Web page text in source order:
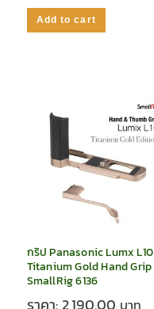
Add to cart
กริป Panasonic Lumx L10
Titanium Gold Hand Grip
SmallRig 6136
ราคา: 2,190.00